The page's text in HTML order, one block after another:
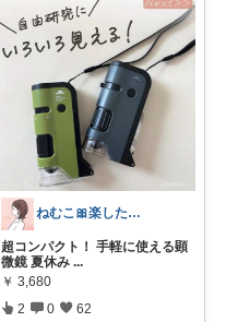
ねむこ🎀楽したいママの購入品ほぼオリ写
超コンパクト！ 手軽に使える顕
微鏡 夏休み ...
￥ 3,680
2 0 62